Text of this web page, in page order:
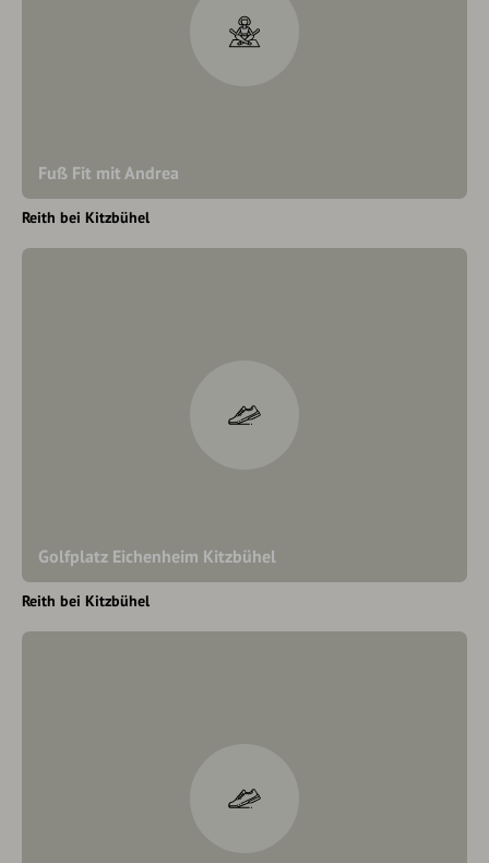
Fuß Fit mit Andrea
Reith bei Kitzbühel
Golfplatz Eichenheim Kitzbühel
Reith bei Kitzbühel